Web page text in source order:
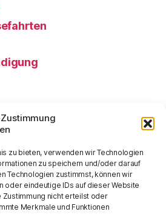
zu bieten, verwenden wir Technologien
zu speichern und/oder darauf
Technologien zustimmst, können wir
oder eindeutige IDs auf dieser Website
Zustimmung nicht erteilst oder
Merkmale und Funktionen